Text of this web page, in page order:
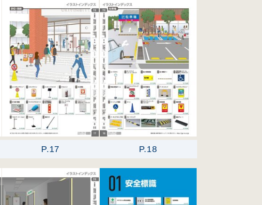
P.17 P.18